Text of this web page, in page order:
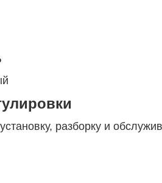
разборку и